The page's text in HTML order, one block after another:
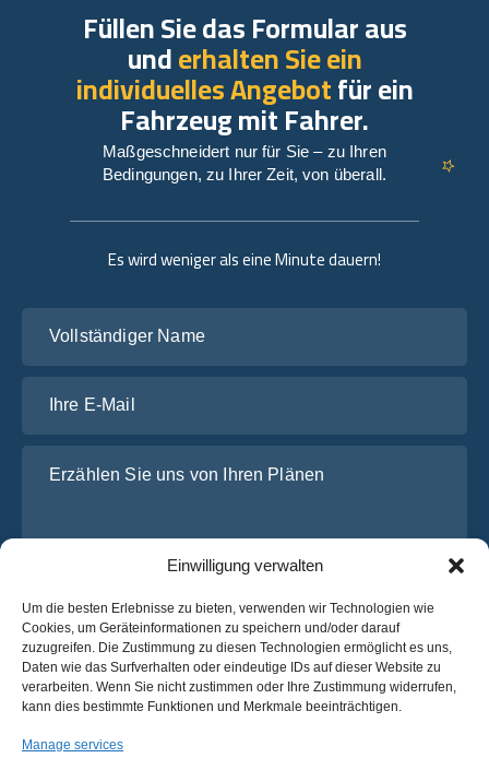
Einwilligung verwalten
Um die besten Erlebnisse zu bieten, verwenden wir Technologien wie
Cookies, um Geräteinformationen zu speichern und/oder darauf
zuzugreifen. Die Zustimmung zu diesen Technologien ermöglicht es uns,
Daten wie das Surfverhalten oder eindeutige IDs auf dieser Website zu
verarbeiten. Wenn Sie nicht zustimmen oder Ihre Zustimmung widerrufen,
kann dies bestimmte Funktionen und Merkmale beeinträchtigen.
Manage services
Es wird weniger als eine Minute dauern!
Ich habe dieDatenschutz-Bestimmungenvon OsaBus
gelesen und stimme ihnen zu.
Füllen Sie das Formular aus
underhalten Sie ein
individuelles Angebotfür ein
Fahrzeug mit Fahrer.
Maßgeschneidert nur für Sie – zu Ihren
Bedingungen, zu Ihrer Zeit, von überall.